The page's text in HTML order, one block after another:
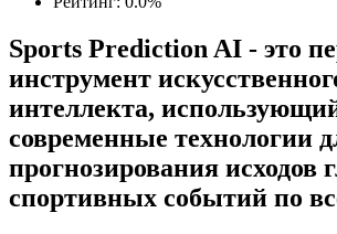
Sports Prediction AI - это
инструмент
интеллекта,
современные технологии
прогнозирования исходов
спортивных событий по